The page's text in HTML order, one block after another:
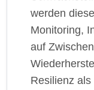
werden
Monitoring,
auf
Resilienz